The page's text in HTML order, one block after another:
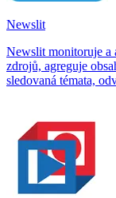
Newslit
Newslit monitoruje a
zdrojů, agreguje
sledovaná témata,